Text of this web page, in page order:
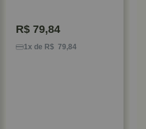
R$ 79,84
1x de R$ 79,84